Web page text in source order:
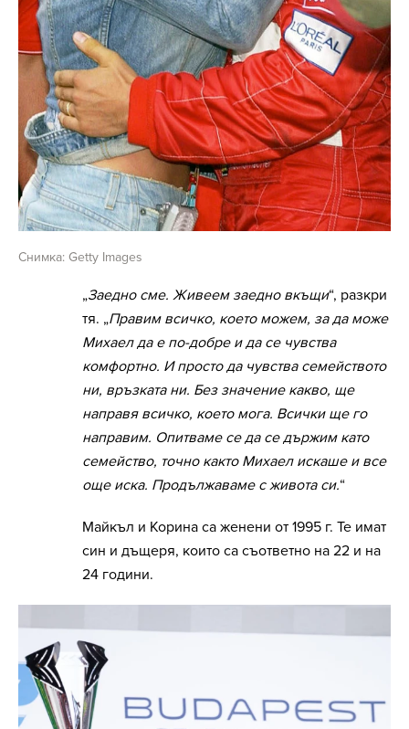
Снимка: Getty Images
„Заедно сме. Живеем заедно вкъщи“, разкри
тя. „Правим всичко, което можем, за да може
Михаел да е по-добре и да се чувства
комфортно. И просто да чувства семейството
ни, връзката ни. Без значение какво, ще
направя всичко, което мога. Всички ще го
направим. Опитваме се да се държим като
семейство, точно както Михаел искаше и все
още иска. Продължаваме с живота си.“
Майкъл и Корина са женени от 1995 г. Те имат
син и дъщеря, които са съответно на 22 и на
24 години.